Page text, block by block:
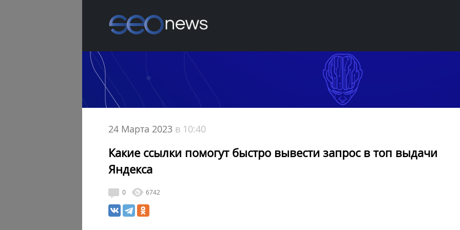
24 Марта 2023 в 10:40
Какие ссылки помогут быстро вывести запрос в топ выдачи
Яндекса
0 6742